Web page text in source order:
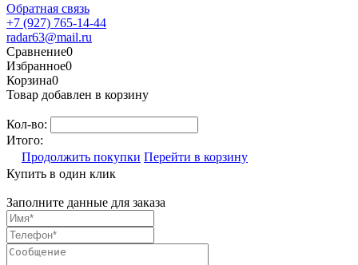
Обратная связь
+7 (927) 765-14-44
radar63@mail.ru
Сравнение0
Избранное0
Корзина0
Товар добавлен в корзину
Кол-во:
Итого:
Продолжить покупки Перейти в корзину
Купить в один клик
Заполните данные для заказа